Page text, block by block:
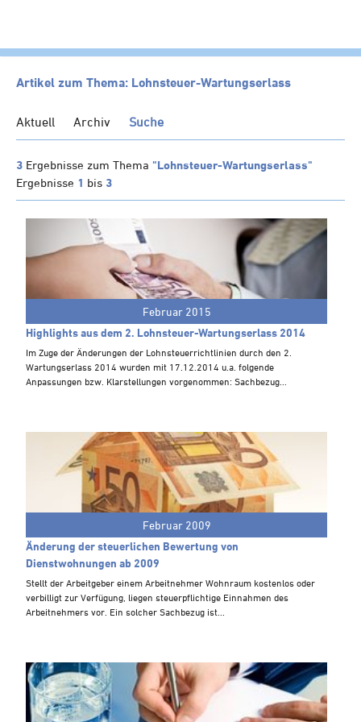
LEISTUNGEN
SERVICE
Management-Info
Ärzte-Info
Gastronomie-Info
Vermieter-Info
Steuern A-Z
Artikel zum Thema: Lohnsteuer-Wartungserlass
Aktuell Archiv Suche
3 Ergebnisse zum Thema "Lohnsteuer-Wartungserlass"
Ergebnisse 1 bis 3
Februar 2015
Highlights aus dem 2. Lohnsteuer-Wartungserlass 2014
Im Zuge der Änderungen der Lohnsteuerrichtlinien durch den 2.
Wartungserlass 2014 wurden mit 17.12.2014 u.a. folgende
Anpassungen bzw. Klarstellungen vorgenommen: Sachbezug...
Februar 2009
Änderung der steuerlichen Bewertung von
Dienstwohnungen ab 2009
Stellt der Arbeitgeber einem Arbeitnehmer Wohnraum kostenlos oder
verbilligt zur Verfügung, liegen steuerpflichtige Einnahmen des
Arbeitnehmers vor. Ein solcher Sachbezug ist...